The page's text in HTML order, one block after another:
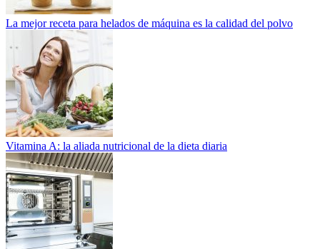
La mejor receta para helados de máquina es la calidad del polvo
Vitamina A: la aliada nutricional de la dieta diaria